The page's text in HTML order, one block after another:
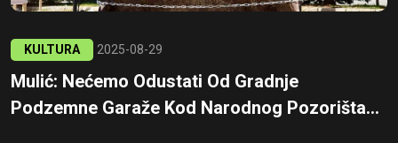
KULTURA 2025-08-29
Mulić: Nećemo Odustati Od Gradnje
Podzemne Garaže Kod Narodnog Pozorišta...